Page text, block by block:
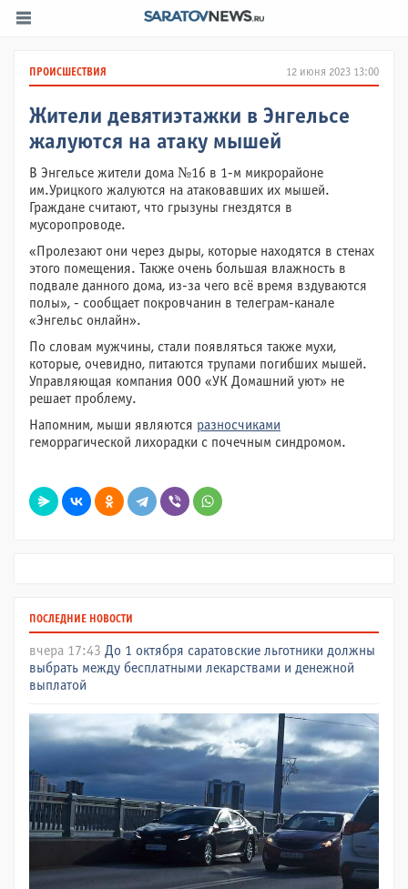
12 июня 2023 13:00
ПРОИСШЕСТВИЯ
Жители девятиэтажки в Энгельсе
жалуются на атаку мышей
В Энгельсе жители дома №16 в 1-м микрорайоне
им.Урицкого жалуются на атаковавших их мышей.
Граждане считают, что грызуны гнездятся в
мусоропроводе.
«Пролезают они через дыры, которые находятся в стенах
этого помещения. Также очень большая влажность в
подвале данного дома, из-за чего всё время вздуваются
полы», - сообщает покровчанин в телеграм-канале
«Энгельс онлайн».
По словам мужчины, стали появляться также мухи,
которые, очевидно, питаются трупами погибших мышей.
Управляющая компания ООО «УК Домашний уют» не
решает проблему.
Напомним, мыши являются разносчиками
геморрагической лихорадки с почечным синдромом.
ПОСЛЕДНИЕ НОВОСТИ
вчера 17:43 До 1 октября саратовские льготники должны
выбрать между бесплатными лекарствами и денежной
выплатой